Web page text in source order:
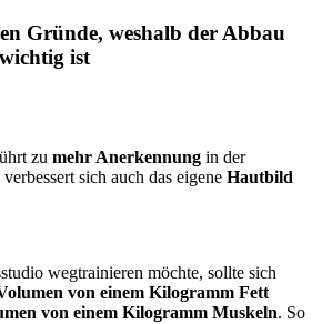
Gründe, weshalb der Abbau
ist
zu mehr Anerkennung in der
sich auch das eigene Hautbild
wegtrainieren möchte, sollte sich
von einem Kilogramm Fett
von einem Kilogramm Muskeln. So